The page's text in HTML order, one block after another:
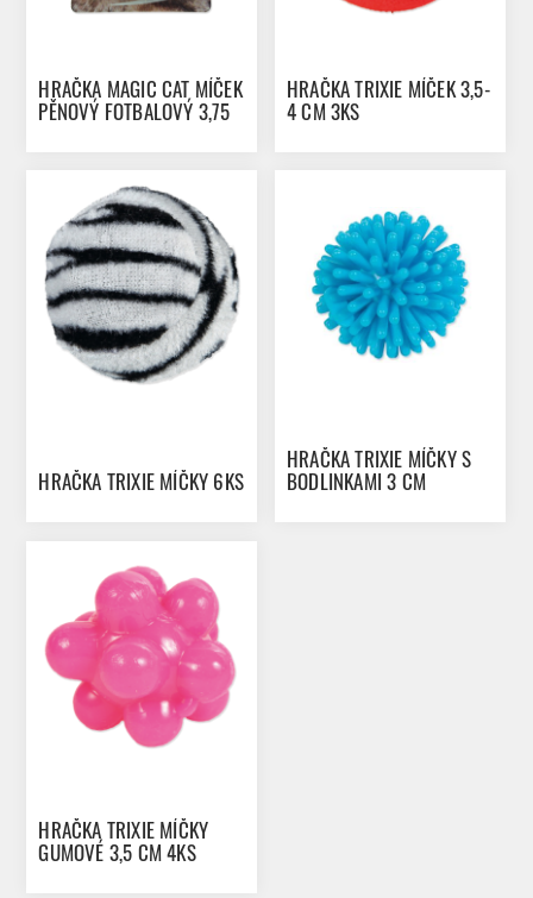
HRAČKA MAGIC CAT MÍČEK
PĚNOVÝ FOTBALOVÝ 3,75
HRAČKA TRIXIE MÍČEK 3,5-
4 CM 3KS
HRAČKA TRIXIE MÍČKY 6KS
HRAČKA TRIXIE MÍČKY S
BODLINKAMI 3 CM
HRAČKA TRIXIE MÍČKY
GUMOVÉ 3,5 CM 4KS